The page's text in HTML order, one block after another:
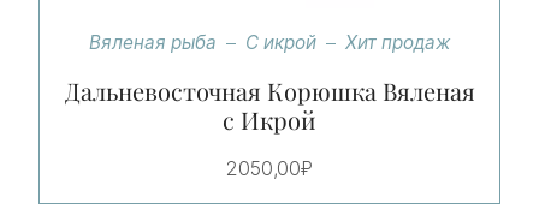
Вяленая рыба С икрой Хит продаж
Дальневосточная Корюшка Вяленая
с Икрой
2050,00₽